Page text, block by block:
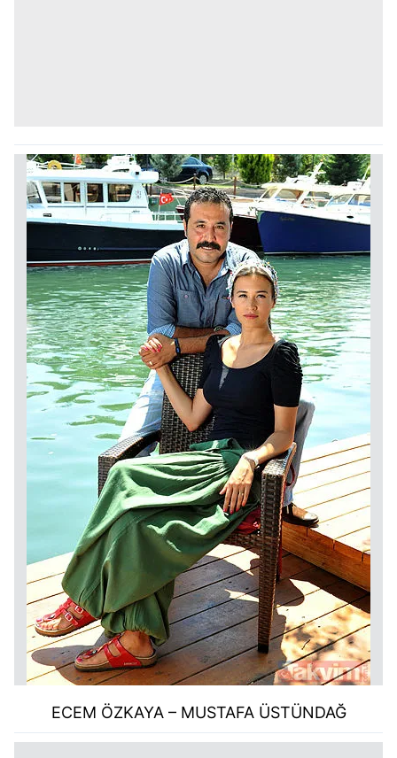
ECEM ÖZKAYA – MUSTAFA ÜSTÜNDAĞ